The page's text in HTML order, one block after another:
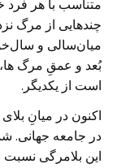
متناسب با هر
چندهایی از مرگ
میان‌سالی و
بُعد و عمقِ مرگ
است از یکدیگر.
اکنون در میانِ
در جامعه جهانی.
این بلامرگی